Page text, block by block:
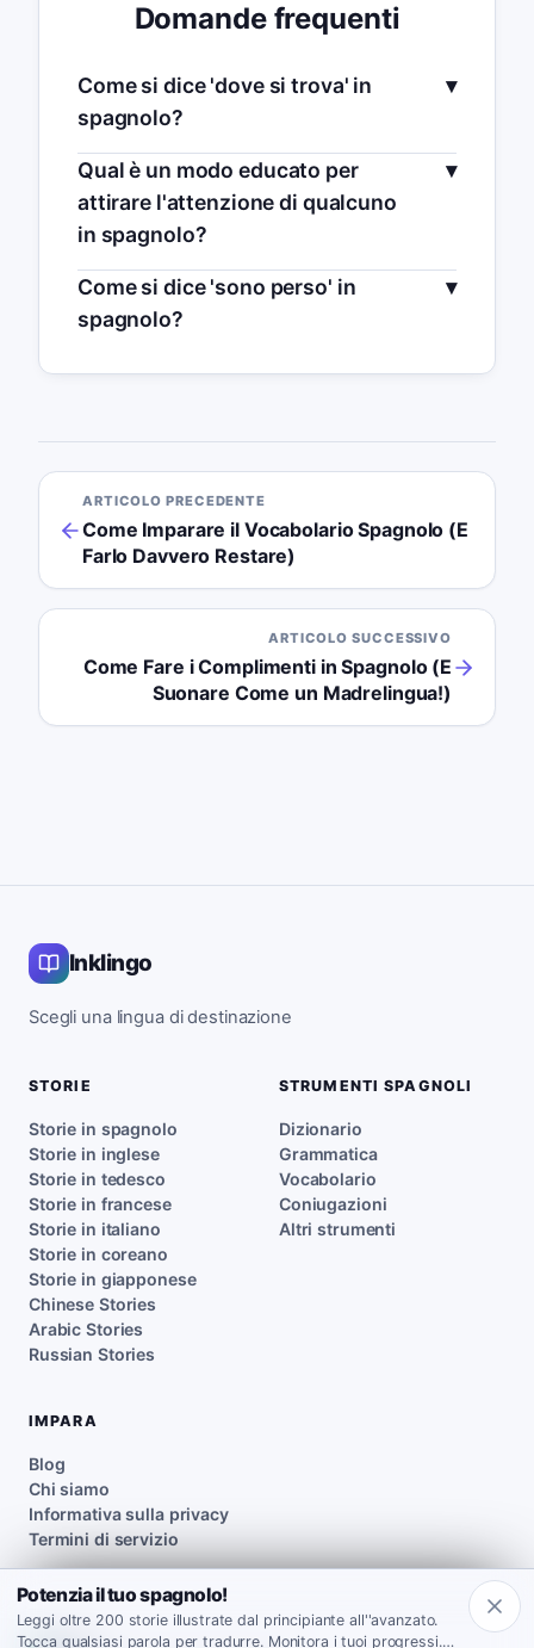
Domande frequenti
Come si dice 'dove si trova' in
spagnolo?
Qual è un modo educato per
attirare l'attenzione di qualcuno
in spagnolo?
Come si dice 'sono perso' in
spagnolo?
ARTICOLO PRECEDENTE
Come Imparare il Vocabolario Spagnolo (E
Farlo Davvero Restare)
ARTICOLO SUCCESSIVO
Come Fare i Complimenti in Spagnolo (E
Suonare Come un Madrelingua!)
Potenzia il tuo spagnolo!
Leggi oltre 200 storie illustrate dal principiante all''avanzato.
Tocca qualsiasi parola per tradurre. Monitora i tuoi progressi.
Inklingo
Scegli una lingua di destinazione
STORIE
Storie in spagnolo
Storie in inglese
Storie in tedesco
Storie in francese
Storie in italiano
Storie in coreano
Storie in giapponese
Chinese Stories
Arabic Stories
Russian Stories
STRUMENTI SPAGNOLI
Dizionario
Grammatica
Vocabolario
Coniugazioni
Altri strumenti
IMPARA
Blog
Chi siamo
Informativa sulla privacy
Termini di servizio